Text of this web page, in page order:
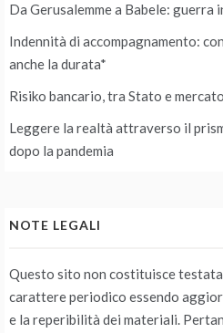
Da Gerusalemme a Babele: guerra
Indennità di accompagnamento:
anche la durata*
Risiko bancario, tra Stato e mercato
Leggere la realtà attraverso il
dopo la pandemia
NOTE LEGALI
Questo sito non costituisce
carattere periodico essendo
e la reperibilità dei materiali.